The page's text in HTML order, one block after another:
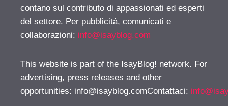
contano sul contributo di appassionati ed esperti
del settore. Per pubblicità, comunicati e
collaborazioni: info@isayblog.com
This website is part of the IsayBlog! network. For
advertising, press releases and other
opportunities: info@isayblog.comContattaci: